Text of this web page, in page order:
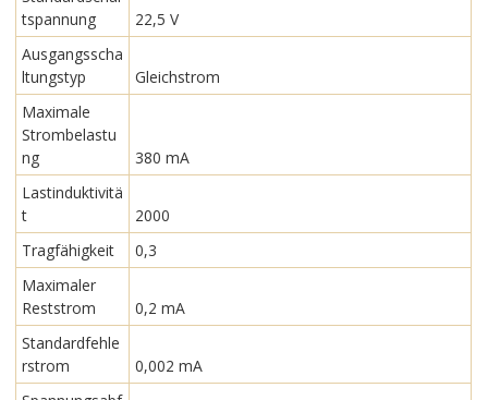
tspannung
22,5 V
Ausgangsscha
ltungstyp
Gleichstrom
Maximale
Strombelastu
ng
380 mA
Lastinduktivitä
t
2000
Tragfähigkeit
0,3
Maximaler
Reststrom
0,2 mA
Standardfehle
rstrom
0,002 mA